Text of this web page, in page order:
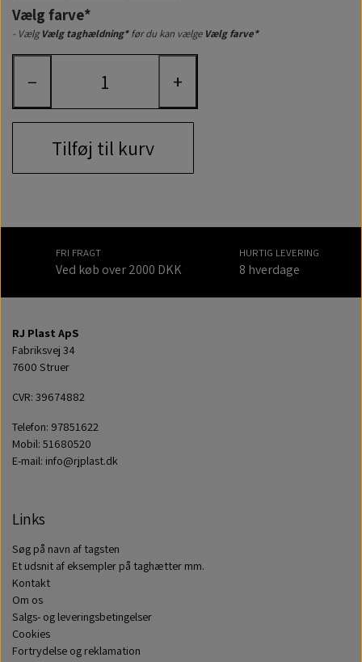
Vælg farve*
- VælgVælg taghældning*før du kan vælge Vælg farve*
− +
Tilføj til kurv
FRI FRAGT
Ved køb over 2000 DKK
HURTIG LEVERING
8 hverdage
RJ Plast ApS
Fabriksvej 34
7600 Struer
CVR: 39674882
Telefon: 97851622
Mobil: 51680520
E-mail: info@rjplast.dk
Links
Søg på navn af tagsten
Et udsnit af eksempler på taghætter mm.
Kontakt
Om os
Salgs- og leveringsbetingelser
Cookies
Fortrydelse og reklamation